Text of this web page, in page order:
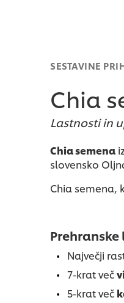
SESTAVINE
Chia
Lastnosti in
Chia semena
slovensko
Chia semena,
Največji
7-krat več
5-krat več